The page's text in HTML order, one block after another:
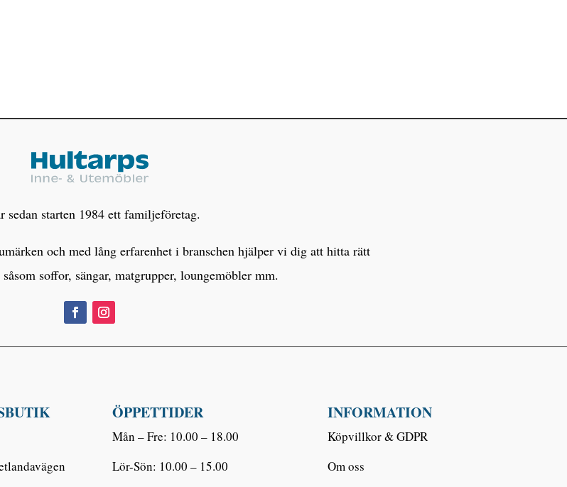
sedan starten 1984 ett familjeföretag.
och med lång erfarenhet i branschen hjälper vi dig att hitta rätt
soffor, sängar, matgrupper, loungemöbler mm.
ÖPPETTIDER
Mån – Fre: 10.00 – 18.00
Lör-Sön: 10.00 – 15.00
INFORMATION
Köpvillkor & GDPR
Om oss